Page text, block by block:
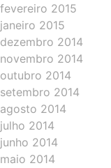
fevereiro 2015
janeiro 2015
dezembro 2014
novembro 2014
outubro 2014
setembro 2014
agosto 2014
julho 2014
junho 2014
maio 2014